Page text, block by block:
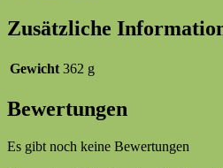
Zusätzliche
Gewicht 362 g
Bewertungen
Es gibt noch keine Bewertungen